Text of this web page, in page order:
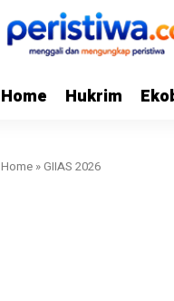
Home Hukrim
Home »GIIAS 2026